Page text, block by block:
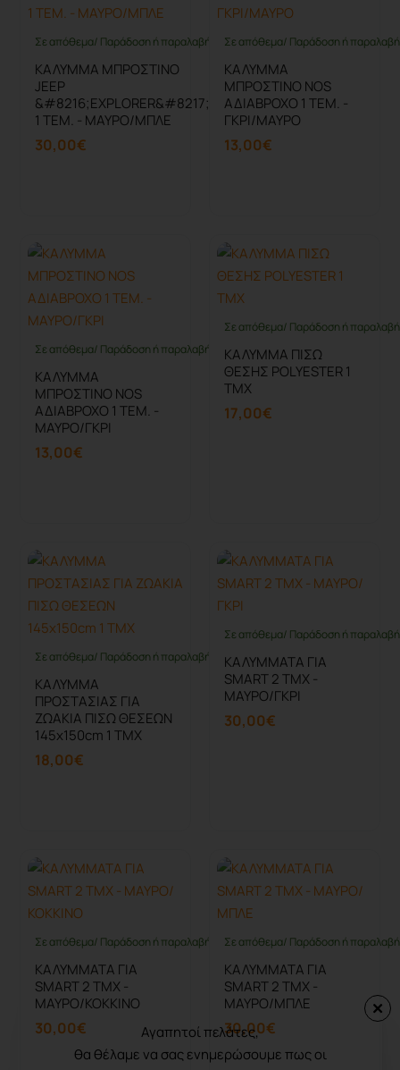
Αγαπητοί πελάτες,
θα θέλαμε να σας ενημερώσουμε πως οι
Σε απόθεμα/ Παράδοση ή παραλαβή έως 10 ημέρες
ΚΑΛΥΜΜΑ ΜΠΡΟΣΤΙΝΟ
JEEP
&#8216;EXPLORER&#8217;
1 ΤΕΜ. - ΜΑΥΡΟ/ΜΠΛΕ
30,00€
Σε απόθεμα/ Παράδοση ή
ΚΑΛΥΜΜΑ
ΜΠΡΟΣΤΙΝΟ NOS
ΑΔΙΑΒΡΟΧΟ 1 ΤΕΜ. -
ΓΚΡΙ/ΜΑΥΡΟ
13,00€
Σε απόθεμα/ Παράδοση ή παραλαβή έως 10 ημέρες
ΚΑΛΥΜΜΑ
ΜΠΡΟΣΤΙΝΟ NOS
ΑΔΙΑΒΡΟΧΟ 1 ΤΕΜ. -
ΜΑΥΡΟ/ΓΚΡΙ
13,00€
Σε απόθεμα/ Παράδοση ή
ΚΑΛΥΜΜΑ ΠΙΣΩ
ΘΕΣΗΣ POLYESTER 1
ΤΜΧ
17,00€
Σε απόθεμα/ Παράδοση ή παραλαβή έως 10 ημέρες
ΚΑΛΥΜΜΑ
ΠΡΟΣΤΑΣΙΑΣ ΓΙΑ
ΖΩΑΚΙΑ ΠΙΣΩ ΘΕΣΕΩΝ
145x150cm 1 ΤΜΧ
18,00€
Σε απόθεμα/ Παράδοση ή
ΚΑΛΥΜΜΑΤΑ ΓΙΑ
SMART 2 ΤΜΧ -
ΜΑΥΡΟ/ΓΚΡΙ
30,00€
Σε απόθεμα/ Παράδοση ή παραλαβή έως 10 ημέρες
ΚΑΛΥΜΜΑΤΑ ΓΙΑ
SMART 2 ΤΜΧ -
ΜΑΥΡΟ/ΚΟΚΚΙΝΟ
30,00€
Καλάθι
Σε απόθεμα/ Παράδοση ή
ΚΑΛΥΜΜΑΤΑ ΓΙΑ
SMART 2 ΤΜΧ -
ΜΑΥΡΟ/ΜΠΛΕ
30,00€
Καλάθι